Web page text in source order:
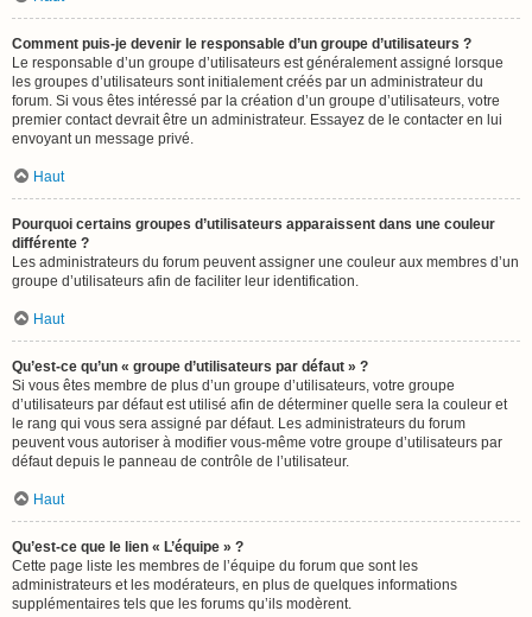
Comment puis-je devenir le responsable d’un groupe d’utilisateurs ?
Le responsable d’un groupe d’utilisateurs est généralement assigné lorsque
les groupes d’utilisateurs sont initialement créés par un administrateur du
forum. Si vous êtes intéressé par la création d’un groupe d’utilisateurs, votre
premier contact devrait être un administrateur. Essayez de le contacter en lui
envoyant un message privé.
Haut
Pourquoi certains groupes d’utilisateurs apparaissent dans une couleur
différente ?
Les administrateurs du forum peuvent assigner une couleur aux membres d’un
groupe d’utilisateurs afin de faciliter leur identification.
Haut
Qu’est-ce qu’un « groupe d’utilisateurs par défaut » ?
Si vous êtes membre de plus d’un groupe d’utilisateurs, votre groupe
d’utilisateurs par défaut est utilisé afin de déterminer quelle sera la couleur et
le rang qui vous sera assigné par défaut. Les administrateurs du forum
peuvent vous autoriser à modifier vous-même votre groupe d’utilisateurs par
défaut depuis le panneau de contrôle de l’utilisateur.
Haut
Qu’est-ce que le lien « L’équipe » ?
Cette page liste les membres de l’équipe du forum que sont les
administrateurs et les modérateurs, en plus de quelques informations
supplémentaires tels que les forums qu’ils modèrent.